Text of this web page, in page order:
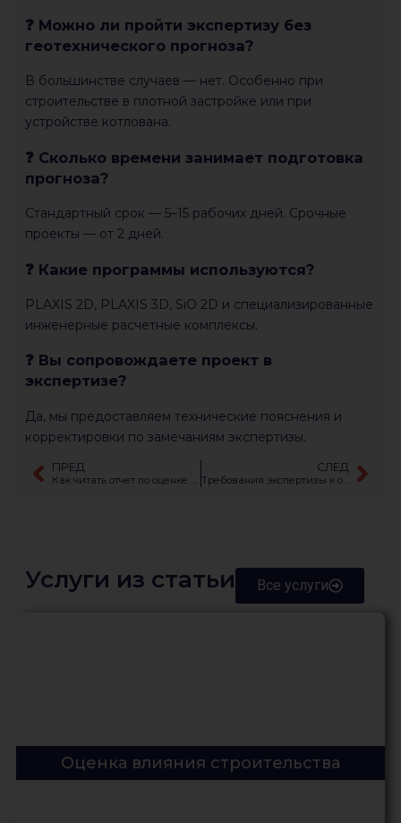
❓ Можно ли пройти экспертизу без
геотехнического прогноза?
В большинстве случаев — нет. Особенно при
строительстве в плотной застройке или при
устройстве котлована.
❓ Сколько времени занимает подготовка
прогноза?
Стандартный срок — 5–15 рабочих дней. Срочные
проекты — от 2 дней.
❓ Какие программы используются?
PLAXIS 2D, PLAXIS 3D, SiO 2D и специализированные
инженерные расчетные комплексы.
❓ Вы сопровождаете проект в
экспертизе?
Да, мы предоставляем технические пояснения и
корректировки по замечаниям экспертизы.
ПРЕД
Как читать отчет по оценке влияния строительства: выводы и рекомендации
СЛЕД
Требования экспертизы к оценке влияния строительства
Услуги из статьи Все услуги
Оценка влияния строительства